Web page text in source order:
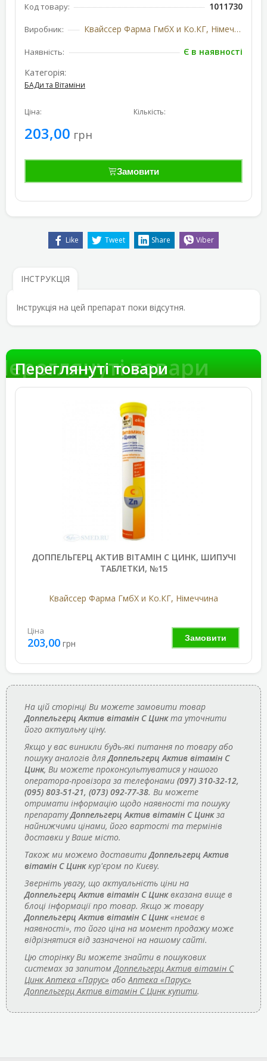
Код товару: 1011730
Виробник: Квайссер Фарма ГмбХ и Ко.КГ, Німеччина
Наявність:
Є в наявності
Категорія:
БАДи та Вітаміни
Ціна:
203,00 грн
Кількість:
Замовити
Like Tweet Share Viber
ІНСТРУКЦІЯ
Інструкція на цей препарат поки відсутня.
товари
Переглянуті товари
ДОППЕЛЬГЕРЦ АКТИВ ВІТАМІН С ЦИНК, ШИПУЧІ
ТАБЛЕТКИ, №15
Квайссер Фарма ГмбХ и Ко.КГ, Німеччина
Замовити
Ціна
203,00 грн
На цій сторінці Ви можете замовити товар
Доппельгерц Актив вітамін С Цинкта уточнити
його актуальну ціну.
Якщо у вас виникли будь-які питання по товару або
пошуку аналогів дляДоппельгерц Актив вітамін С
Цинк, Ви можете проконсультуватися у нашого
оператора-провізора за телефонами (097) 310-32-12,
(095) 803-51-21, (073) 092-77-38. Ви можете
отримати інформацію щодо наявності та пошуку
препаратуДоппельгерц Актив вітамін С Цинкза
найнижчими цінами, його вартості та термінів
доставки у Ваше місто.
Також ми можемо доставитиДоппельгерц Актив
вітамін С Цинккур'єром по Києву.
Зверніть увагу, що актуальність ціни на
Доппельгерц Актив вітамін С Цинквказана вище в
блоці інформації про товар. Якщо ж товару
Доппельгерц Актив вітамін С Цинк«немає в
наявності», то його ціна на момент продажу може
відрізнятися від зазначеної на нашому сайті.
Цю сторінку Ви можете знайти в пошукових
системах за запитомДоппельгерц Актив вітамін С
Цинк Аптека «Парус» абоАптека «Парус»
Доппельгерц Актив вітамін С Цинк купити.